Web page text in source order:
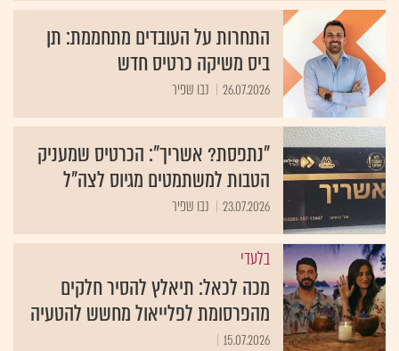
התחרות על העובדים מתחממת: תן
ביס משיקה כרטיס חדש
26.07.2026 נבו שפיר
"נתפסת? אשריך": הכרטיס שמעניק
הטבות למשתמטים מגיוס לצה"ל
23.07.2026 נבו שפיר
בלעדי
מכה לכאל: תיאלץ להסיר חלקים
מהפרסומת לפלייאול מחשש להטעיה
15.07.2026